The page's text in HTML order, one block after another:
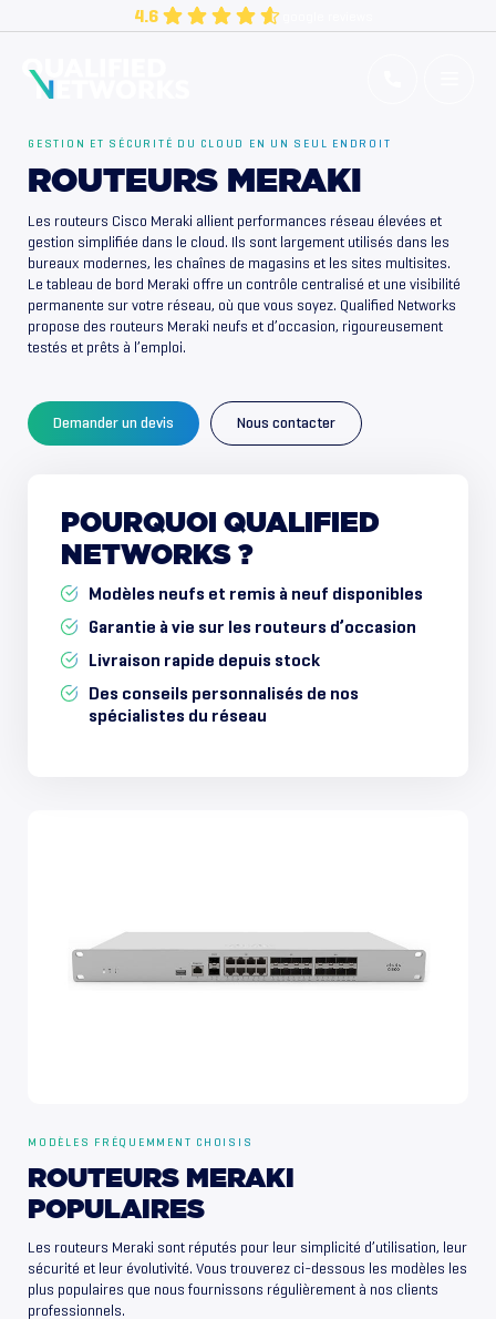
au
4.6
GESTION ET SÉCURITÉ DU CLOUD EN UN SEUL ENDROIT
ROUTEURS MERAKI
Les routeurs Cisco Meraki allient performances réseau élevées et
gestion simplifiée dans le cloud. Ils sont largement utilisés dans les
bureaux modernes, les chaînes de magasins et les sites multisites.
Le tableau de bord Meraki offre un contrôle centralisé et une visibilité
permanente sur votre réseau, où que vous soyez. Qualified Networks
propose des routeurs Meraki neufs et d’occasion, rigoureusement
testés et prêts à l’emploi.
Demander un devis Nous contacter
POURQUOI QUALIFIED
NETWORKS ?
Modèles neufs et remis à neuf disponibles
Garantie à vie sur les routeurs d’occasion
Livraison rapide depuis stock
Des conseils personnalisés de nos
spécialistes du réseau
MODÈLES FRÉQUEMMENT CHOISIS
ROUTEURS MERAKI
POPULAIRES
Les routeurs Meraki sont réputés pour leur simplicité d’utilisation, leur
sécurité et leur évolutivité. Vous trouverez ci-dessous les modèles les
plus populaires que nous fournissons régulièrement à nos clients
professionnels.